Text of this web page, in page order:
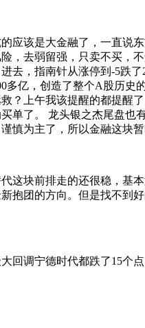
应该是大金融了，一直说
，去弱留强，只卖不买，
去，指南针从涨停到-5跌了
多亿，创造了整个A股历史
？上午我该提醒的都提醒
单了。 龙头银之杰尾盘也
慎为主了，所以金融这块暂
这块前排走的还很稳，基本
抱团的方向。但是找不到好
回调宁德时代都跌了15个